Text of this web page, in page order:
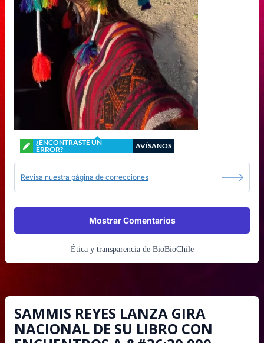
¿ENCONTRASTE UN
ERROR?
AVÍSANOS
Revisa nuestra página de correcciones
Mostrar Comentarios
Ética y transparencia de BioBioChile
SAMMIS REYES LANZA GIRA
NACIONAL DE SU LIBRO CON